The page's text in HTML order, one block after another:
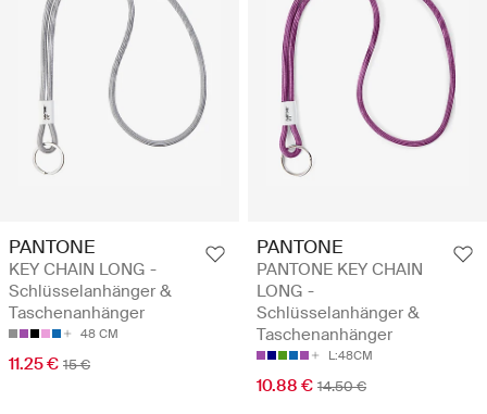
PANTONE
KEY CHAIN LONG -
Schlüsselanhänger &
Taschenanhänger
48 CM
11.25 € 15 €
PANTONE
PANTONE KEY CHAIN
LONG -
Schlüsselanhänger &
Taschenanhänger
L:48CM
10.88 € 14.50 €